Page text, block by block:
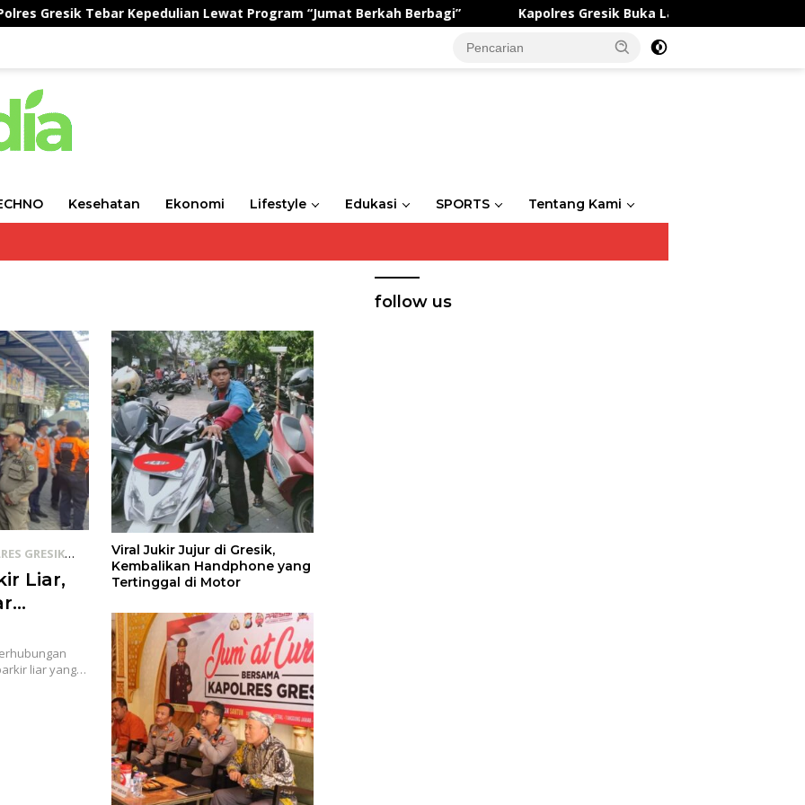
Kepedulian Lewat Program “Jumat Berkah Berbagi” Kapolres Gresik Buka Latihan Gabungan Saka
Kesehatan Ekonomi Lifestyle Edukasi SPORTS Tentang Kami
GRESIK
Liar,
liar yang…
Viral Jukir Jujur di Gresik,
Kembalikan Handphone yang
Tertinggal di Motor
follow us